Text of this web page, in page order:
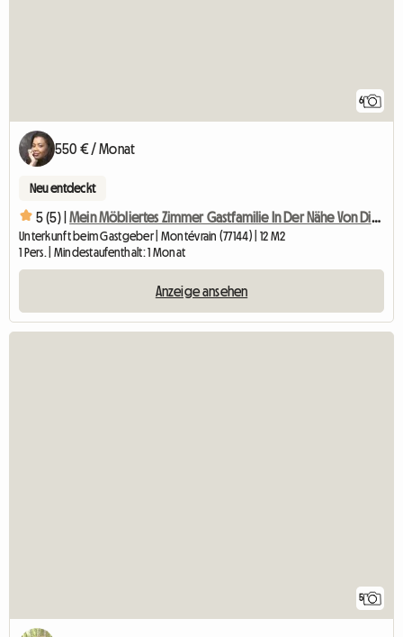
6
550 € / Monat
Neu entdeckt
5 (5) | Mein Möbliertes Zimmer Gastfamilie In Der Nähe Von Disney
Unterkunft beim Gastgeber | Montévrain (77144) | 12 M2
1 Pers. | Mindestaufenthalt: 1 Monat
Anzeige ansehen
5